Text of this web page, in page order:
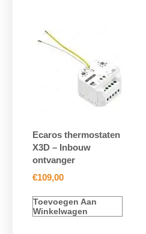
Ecaros thermostaten
X3D – Inbouw
ontvanger
€109,00
Toevoegen Aan
Winkelwagen